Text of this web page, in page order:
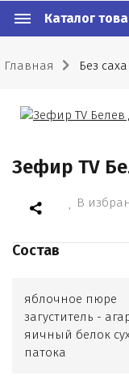
Каталог
Главная Без
Зефир TV
В
Состав
яблочное пюре
загуститель -
яичный белок
патока